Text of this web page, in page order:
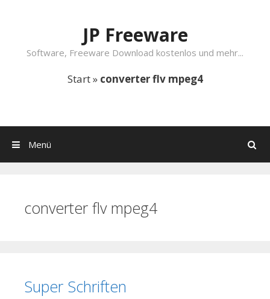
JP Freeware
Software, Freeware Download kostenlos und mehr...
Start» converter flv mpeg4
Suchen
Menü
converter flv mpeg4
Super Schriften